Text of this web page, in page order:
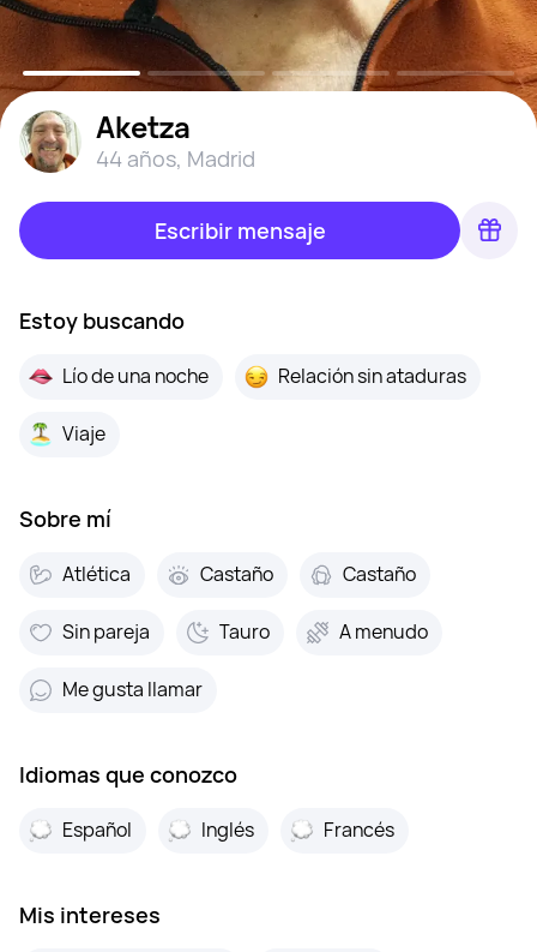
Aketza
44 años, Madrid
Escribir mensaje
Estoy buscando
Lío de una noche Relación sin ataduras
Viaje
Sobre mí
Atlética Castaño Castaño
Sin pareja Tauro A menudo
Me gusta llamar
Idiomas que conozco
Español Inglés Francés
Mis intereses